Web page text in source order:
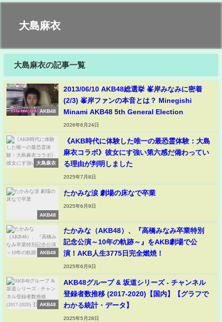
大島麻衣
大島麻衣の記事一覧
AKB48
2013/06/10 AKB48総選挙 峯岸みなみに密着
(2/3) 峯岸ファンの本音とは？ Minegishi
Minami AKB48 5th General Election
2026年6月24日
大島麻衣
《AKB時代に体験した唯一の最恐霊体験：大島
麻衣コラボ》彼女にす強い第六感だ備わってい
る理由が判明しました
2025年7月8日
AKB48
たかみな涙 劇場の床なで卒業
2025年6月9日
AKB48
たかみな（AKB48）、『高橋みなみ卒業特別
記念公演～10年の軌跡～』をAKB劇場で公
演！AKB人生3775日完全燃焼！
2025年6月9日
AKB48
AKB48グループ & 坂道シリーズ - チャンネル
登録者数推移 (2017-2020)【国内】【グラフで
わかる統計・データ】
2025年5月28日